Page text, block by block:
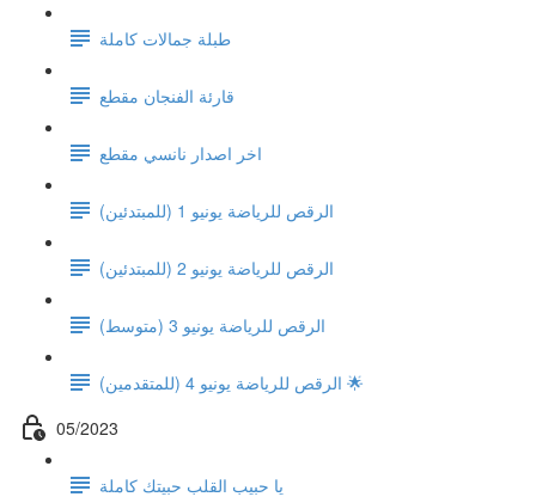
طبلة جمالات كاملة
قارئة الفنجان مقطع
اخر اصدار نانسي مقطع
الرقص للرياضة يونيو 1 (للمبتدئين)
الرقص للرياضة يونيو 2 (للمبتدئين)
الرقص للرياضة يونيو 3 (متوسط)
الرقص للرياضة يونيو 4 (للمتقدمين) 🌟
05/2023
يا حبيب القلب حبيتك كاملة